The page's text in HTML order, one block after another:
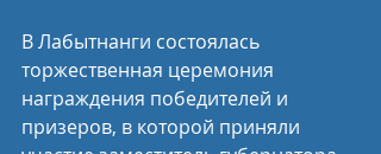
В Лабытнанги состоялась
торжественная церемония
награждения победителей и
призеров, в которой приняли